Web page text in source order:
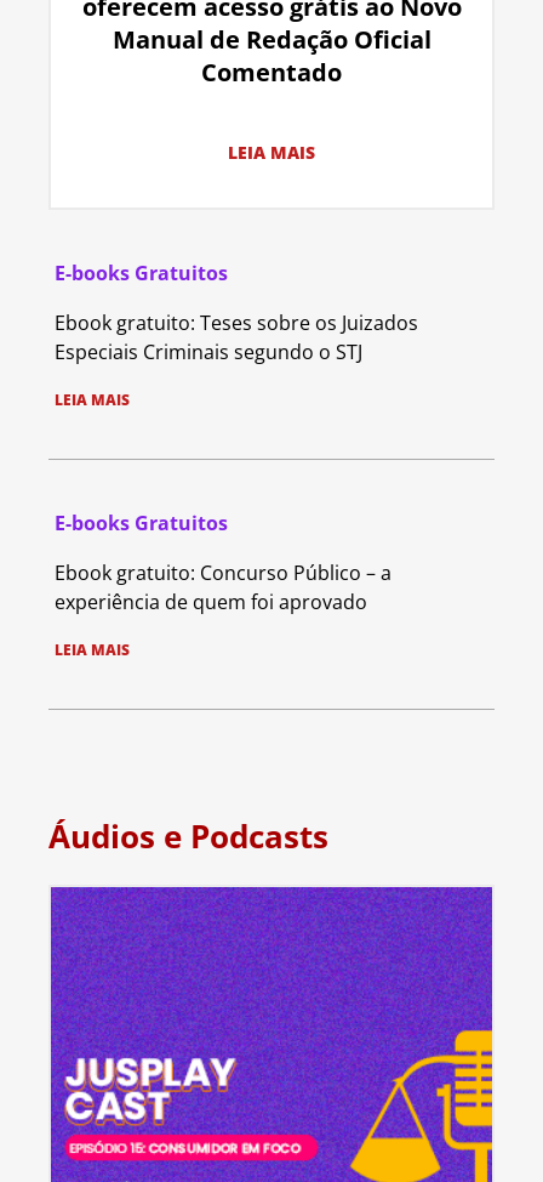
Manual de Redação Oficial
Comentado
LEIA MAIS
E-books Gratuitos
Ebook gratuito: Teses sobre os Juizados
Especiais Criminais segundo o STJ
LEIA MAIS
E-books Gratuitos
Ebook gratuito: Concurso Público – a
experiência de quem foi aprovado
LEIA MAIS
Áudios e Podcasts